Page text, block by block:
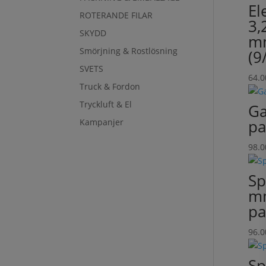
ROTERANDE FILAR
SKYDD
Smörjning & Rostlösning
SVETS
Truck & Fordon
Tryckluft & El
Kampanjer